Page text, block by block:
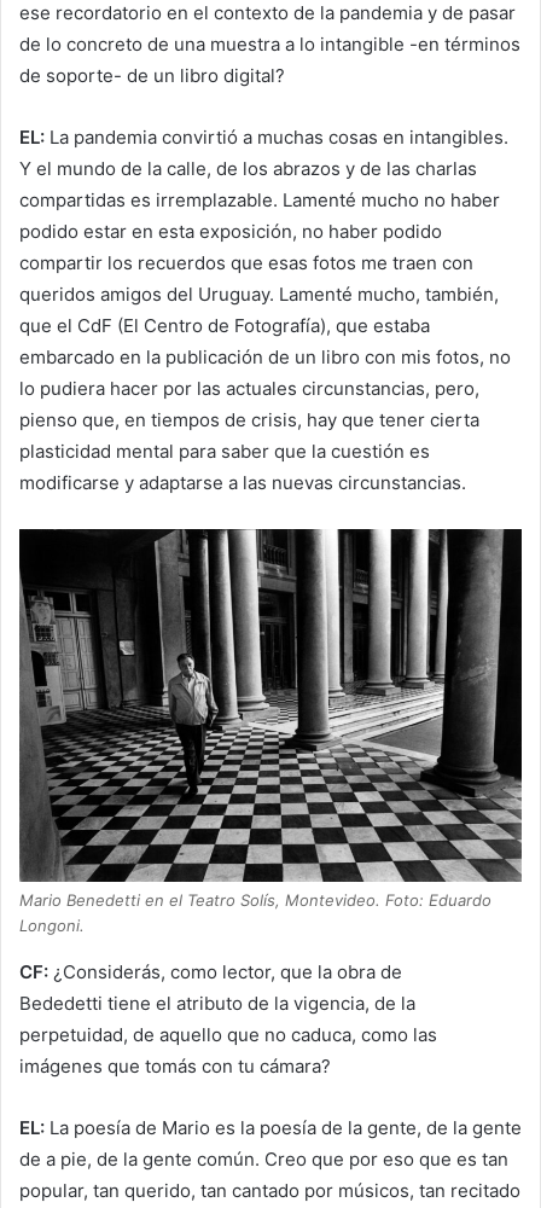
ese recordatorio en el contexto de la pandemia y de pasar
de lo concreto de una muestra a lo intangible -en términos
de soporte- de un libro digital?
EL: La pandemia convirtió a muchas cosas en intangibles.
Y el mundo de la calle, de los abrazos y de las charlas
compartidas es irremplazable. Lamenté mucho no haber
podido estar en esta exposición, no haber podido
compartir los recuerdos que esas fotos me traen con
queridos amigos del Uruguay. Lamenté mucho, también,
que el CdF (El Centro de Fotografía), que estaba
embarcado en la publicación de un libro con mis fotos, no
lo pudiera hacer por las actuales circunstancias, pero,
pienso que, en tiempos de crisis, hay que tener cierta
plasticidad mental para saber que la cuestión es
modificarse y adaptarse a las nuevas circunstancias.
Mario Benedetti en el Teatro Solís, Montevideo. Foto: Eduardo
Longoni.
CF: ¿Considerás, como lector, que la obra de
Bededetti tiene el atributo de la vigencia, de la
perpetuidad, de aquello que no caduca, como las
imágenes que tomás con tu cámara?
EL: La poesía de Mario es la poesía de la gente, de la gente
de a pie, de la gente común. Creo que por eso que es tan
popular, tan querido, tan cantado por músicos, tan recitado